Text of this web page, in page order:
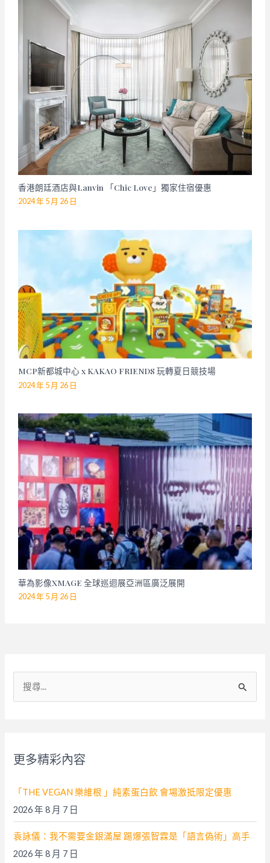
香港朗廷酒店與Lanvin 「Chic Love」獨家住宿優惠
2024 年 5 月 26 日
MCP新都城中心 x KAKAO FRIENDS 玩轉夏日競技場
2024 年 5 月 26 日
華為影像XMAGE 全球巡迴展亞洲區廣泛展開
2024 年 5 月 26 日
:
更多精彩內容
「THE VEGAN 樂維根 」純素蛋白飲 會場激抵限定優惠
2026 年 8 月 7 日
袁詠儀：我不需要金銀滿屋 踢爆張智霖是「語言偽術」高手
2026 年 8 月 7 日